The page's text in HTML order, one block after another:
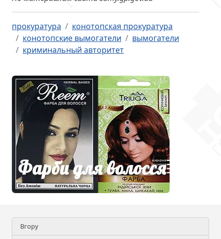
прокуратура
конотопская прокуратура
конотопские вымогатели
вымогатели
криминальный авторитет
Вгору